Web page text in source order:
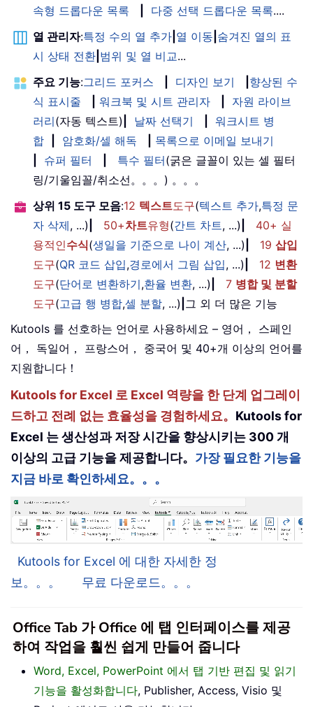
속형 드롭다운 목록
다중 선택 드롭다운 목록....
열 관리자:특정 수의 열 추가 열 이동 숨겨진 열의 표
시 상태 전환 범위 및 열 비교...
주요 기능:그리드 포커스 디자인 보기
향상된 수
식 표시줄
워크북 및 시트 관리자
자원 라이브
러리(자동 텍스트) 날짜 선택기
워크시트 병
합
암호화/셀 해독
목록으로 이메일 보내기
슈퍼 필터 특수 필터(굵은 글꼴이 있는 셀 필터
링/기울임꼴/취소선。。。) 。。。
상위 15 도구 모음:12 텍스트도구(텍스트 추가,특정 문
자 삭제, ...) 50+차트유형(간트 차트, ...)
40+ 실
용적인수식(생일을 기준으로 나이 계산, ...) 19 삽입
도구(QR 코드 삽입,경로에서 그림 삽입, ...) 12 변환
도구(단어로 변환하기,환율 변환, ...) 7 병합 및 분할
도구(고급 행 병합,셀 분할, ...) 그 외 더 많은 기능
Kutools 를 선호하는 언어로 사용하세요 – 영어， 스페인
어， 독일어， 프랑스어， 중국어 및 40+개 이상의 언어를
지원합니다！
Kutools for Excel 로 Excel 역량을 한 단계 업그레이
드하고 전례 없는 효율성을 경험하세요。 Kutools for
Excel 는 생산성과 저장 시간을 향상시키는 300 개
이상의 고급 기능을 제공합니다。 가장 필요한 기능을
지금 바로 확인하세요。。。
Kutools for Excel 에 대한 자세한 정
보。。。
무료 다운로드。。。
Office Tab 가 Office 에 탭 인터페이스를 제공
하여 작업을 훨씬 쉽게 만들어 줍니다
Word, Excel, PowerPoint 에서 탭 기반 편집 및 읽기
기능을 활성화합니다, Publisher, Access, Visio 및